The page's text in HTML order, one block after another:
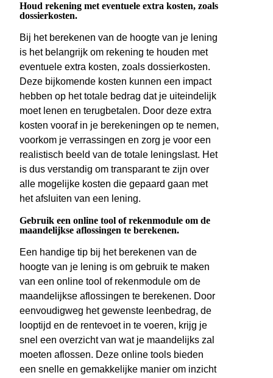
Houd rekening met eventuele extra kosten, zoals
dossierkosten.
Bij het berekenen van de hoogte van je lening
is het belangrijk om rekening te houden met
eventuele extra kosten, zoals dossierkosten.
Deze bijkomende kosten kunnen een impact
hebben op het totale bedrag dat je uiteindelijk
moet lenen en terugbetalen. Door deze extra
kosten vooraf in je berekeningen op te nemen,
voorkom je verrassingen en zorg je voor een
realistisch beeld van de totale leningslast. Het
is dus verstandig om transparant te zijn over
alle mogelijke kosten die gepaard gaan met
het afsluiten van een lening.
Gebruik een online tool of rekenmodule om de
maandelijkse aflossingen te berekenen.
Een handige tip bij het berekenen van de
hoogte van je lening is om gebruik te maken
van een online tool of rekenmodule om de
maandelijkse aflossingen te berekenen. Door
eenvoudigweg het gewenste leenbedrag, de
looptijd en de rentevoet in te voeren, krijg je
snel een overzicht van wat je maandelijks zal
moeten aflossen. Deze online tools bieden
een snelle en gemakkelijke manier om inzicht